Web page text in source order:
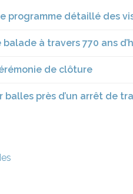
programme détaillé des
à travers 770 ans
de clôture
balles près d’un arrêt de